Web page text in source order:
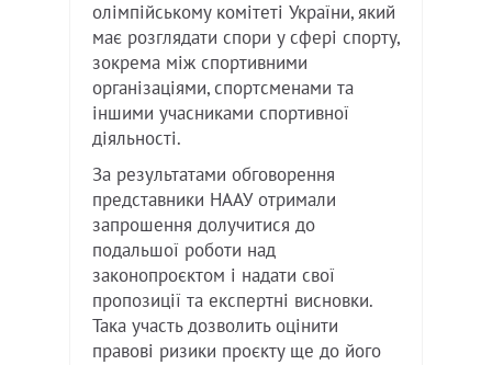
олімпійському комітеті України, який
має розглядати спори у сфері спорту,
зокрема між спортивними
організаціями, спортсменами та
іншими учасниками спортивної
діяльності.
За результатами обговорення
представники НААУ отримали
запрошення долучитися до
подальшої роботи над
законопроєктом і надати свої
пропозиції та експертні висновки.
Така участь дозволить оцінити
правові ризики проєкту ще до його